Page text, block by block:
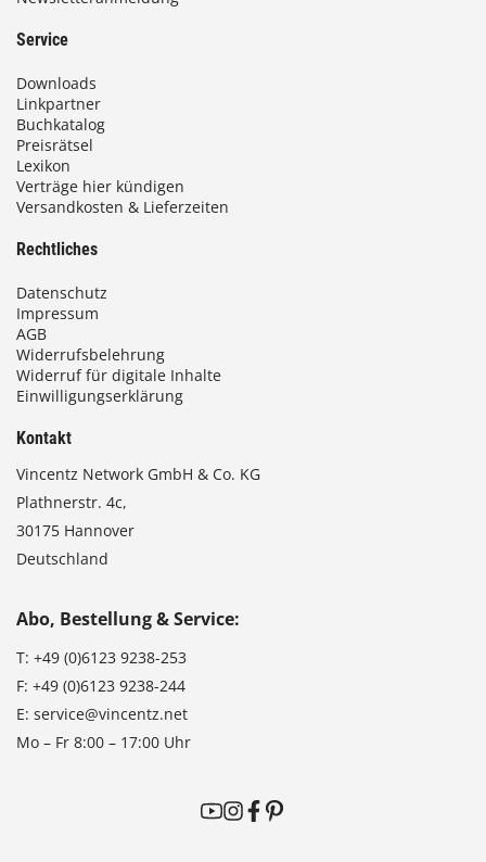
Service
Downloads
Linkpartner
Buchkatalog
Preisrätsel
Lexikon
Verträge hier kündigen
Versandkosten & Lieferzeiten
Rechtliches
Datenschutz
Impressum
AGB
Widerrufsbelehrung
Widerruf für digitale Inhalte
Einwilligungserklärung
Kontakt
Vincentz Network GmbH & Co. KG
Plathnerstr. 4c,
30175 Hannover
Deutschland
Abo, Bestellung & Service:
T: +49 (0)6123 9238-253
F: +49 (0)6123 9238-244
E: service@vincentz.net
Mo – Fr 8:00 – 17:00 Uhr